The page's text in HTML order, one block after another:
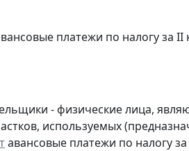
платежи по налогу за II
- физические лица,
используемых
авансовые платежи по налогу за